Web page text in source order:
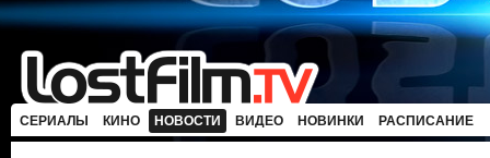
СЕРИАЛЫ КИНО НОВОСТИ ВИДЕО НОВИНКИ РАСПИСАНИЕ